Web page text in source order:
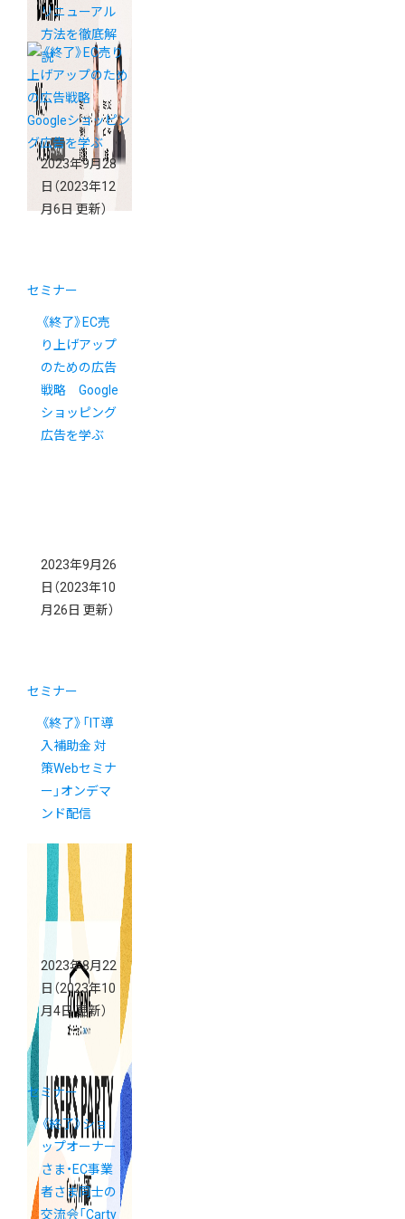
リニューアル
方法を徹底解
説
2023年9月28
日 （2023年12
月6日 更新）
セミナー
《終了》EC売
り上げアップ
のための広告
戦略 Google
ショッピング
広告を学ぶ
2023年9月26
日 （2023年10
月26日 更新）
セミナー
《終了》「IT導
入補助金 対
策Webセミナ
ー」オンデマ
ンド配信
2023年8月22
日 （2023年10
月4日 更新）
セミナー
《終了》ショ
ップオーナー
さま・EC事業
者さま同士の
交流会「Carty